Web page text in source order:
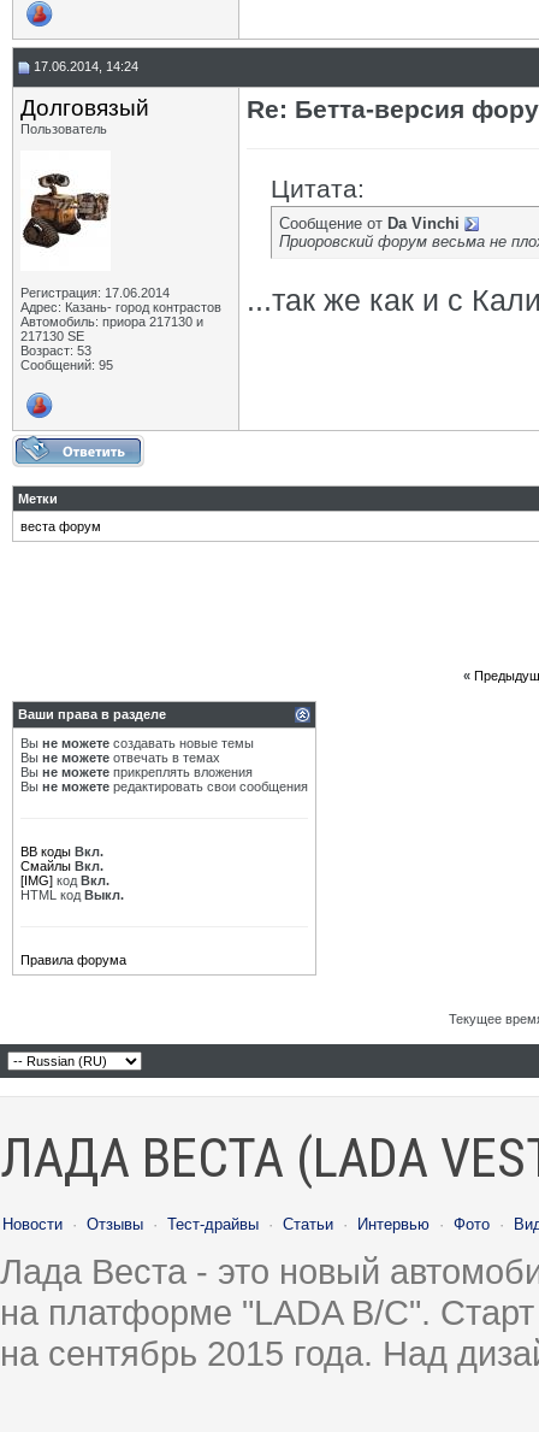
17.06.2014, 14:24
Долговязый
Пользователь
Регистрация: 17.06.2014
Адрес: Казань- город контрастов
Автомобиль: приора 217130 и
217130 SE
Возраст: 53
Сообщений: 95
Re: Бетта-версия
Цитата:
Сообщение от Da Vinchi
Приоровский форум весьма не
...так же как и с
Метки
веста форум
«
Ваши права в разделе
Вы не можете создавать новые темы
Вы не можете отвечать в темах
Вы не можете прикреплять вложения
Вы не можете редактировать свои сообщения
BB коды Вкл.
Смайлы Вкл.
[IMG] код Вкл.
HTML код Выкл.
Правила форума
Текущее
ЛАДА ВЕСТА (LADA
Новости · Отзывы · Тест-драйвы · Статьи · Интервью · Фото ·
Лада Веста - это новый
на платформе "LADA B/C".
на сентябрь 2015 года. Над